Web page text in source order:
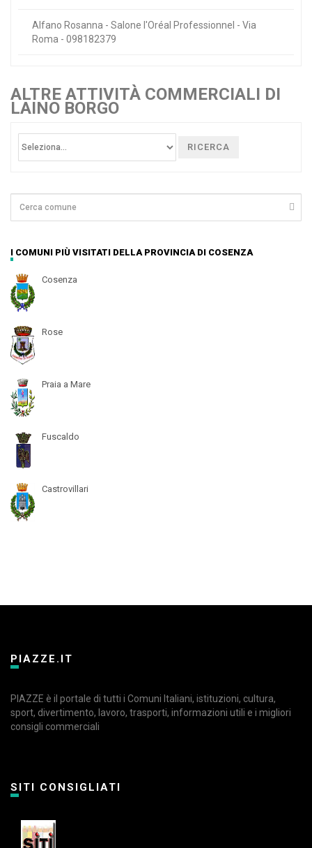
Alfano Rosanna - Salone l'Oréal Professionnel - Via
Roma - 098182379
ALTRE ATTIVITÀ COMMERCIALI DI
LAINO BORGO
RICERCA
I COMUNI PIÙ VISITATI DELLA PROVINCIA DI COSENZA
Cosenza
Rose
Praia a Mare
Fuscaldo
Castrovillari
PIAZZE.IT
PIAZZE è il portale di tutti i Comuni Italiani, istituzioni, cultura,
sport, divertimento, lavoro, trasporti, informazioni utili e i migliori
consigli commerciali
SITI CONSIGLIATI